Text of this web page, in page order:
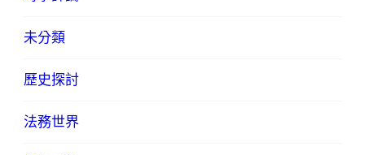
未分類
歷史探討
法務世界